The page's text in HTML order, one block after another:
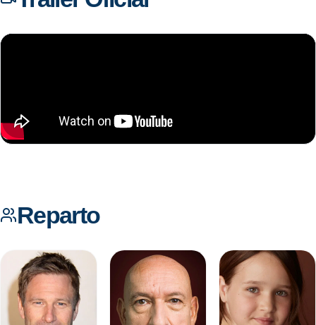
Reparto